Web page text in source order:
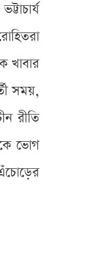
খাবার
সময়,
রীতি
ভোগ